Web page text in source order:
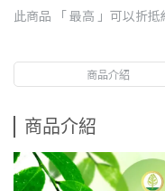
此商品 「 最高 」可以折抵
商品介紹
商品介紹